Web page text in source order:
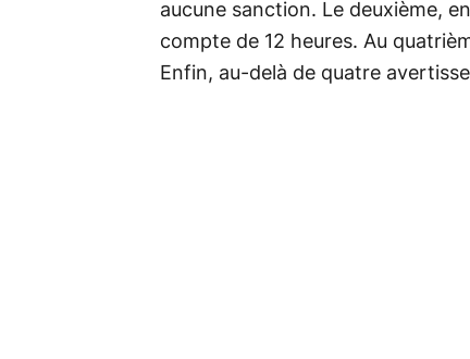
aucune sanction. Le deuxième,
compte de 12 heures. Au
Enfin, au-delà de quatre